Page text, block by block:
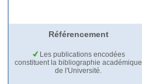
Référencement
Les publications encodées
constituent la bibliographie académique
de l'Université.